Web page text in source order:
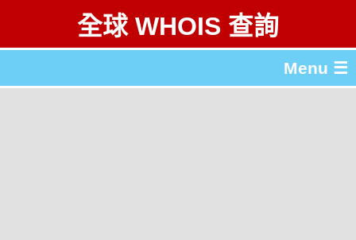
全球 WHOIS 查詢
Menu ☰